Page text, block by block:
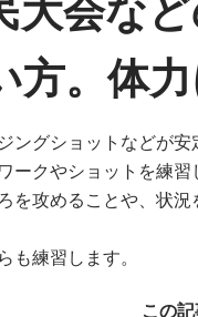
大会な
方。体
ングショットなどが
ークやショットを練習
を攻めることや、状
も練習します。
この